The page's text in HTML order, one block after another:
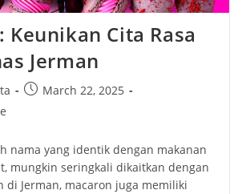
Keunikan Cita Rasa
Jerman
PostMarch 22, 2025
nama yang identik dengan makanan
mungkin seringkali dikaitkan dengan
di Jerman, macaron juga memiliki